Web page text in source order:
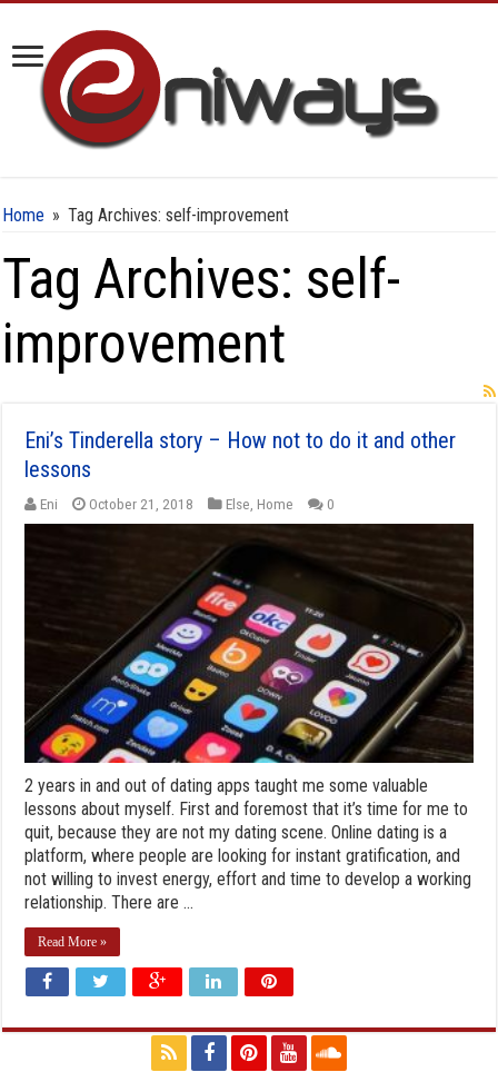
Home » Tag Archives: self-improvement
Tag Archives: self-
improvement
Eni’s Tinderella story – How not to do it and other
lessons
Eni October 21, 2018 Else Home 0
2 years in and out of dating apps taught me some valuable
lessons about myself. First and foremost that it’s time for me to
quit, because they are not my dating scene. Online dating is a
platform, where people are looking for instant gratification, and
not willing to invest energy, effort and time to develop a working
relationship. There are ...
Read More »